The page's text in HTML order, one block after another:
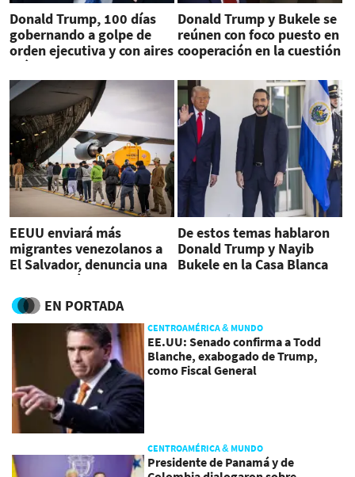
Donald Trump, 100 días
gobernando a golpe de
orden ejecutiva y con aires
más autoritarios
Donald Trump y Bukele se
reúnen con foco puesto en
cooperación en la cuestión
EEUU enviará más
migrantes venezolanos a
El Salvador, denuncia una
organización
De estos temas hablaron
Donald Trump y Nayib
Bukele en la Casa Blanca
EN PORTADA
CENTROAMÉRICA & MUNDO
EE.UU: Senado confirma a Todd
Blanche, exabogado de Trump,
como Fiscal General
CENTROAMÉRICA & MUNDO
Presidente de Panamá y de